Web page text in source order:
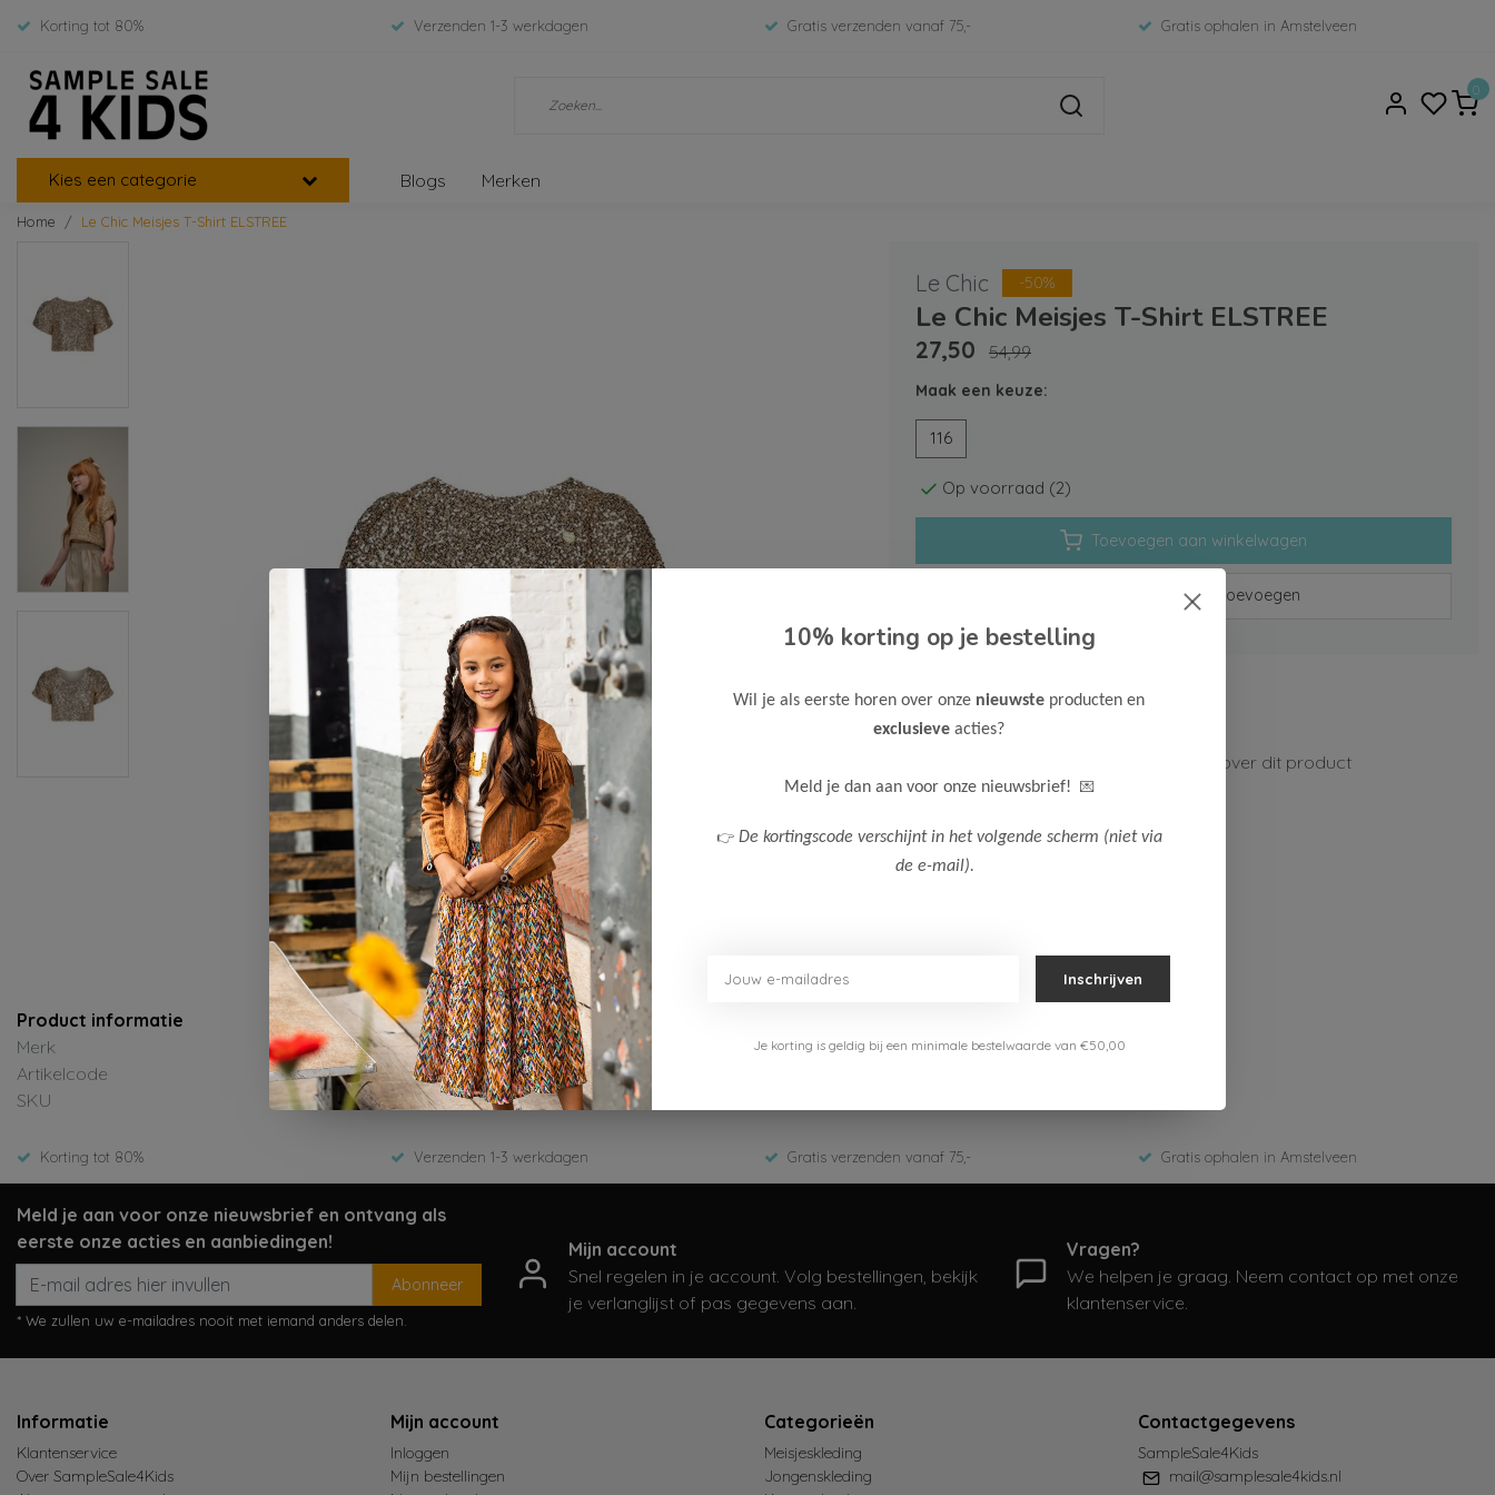
Korting tot 80% Verzenden 1-3 werkdagen Gratis verzenden vanaf 75,- Gratis ophalen in Amstelveen
0
Kies een categorie Blogs Merken
Home Le Chic Meisjes T-Shirt ELSTREE
Le Chic -50%
Le Chic Meisjes T-Shirt ELSTREE
27,50 54,99
Maak een keuze:
116
Op voorraad (2)
Toevoegen aan winkelwagen
Aan verlanglijst toevoegen
Gratis verzenden vanaf 75,-
Verzenden 1-3 werkdagen
Neem contact op over dit product
Product informatie
Merk
Le Chic
Artikelcode
C511-5105-409-Golden Glow
SKU
Zomer 2026
Korting tot 80% Verzenden 1-3 werkdagen Gratis verzenden vanaf 75,- Gratis ophalen in Amstelveen
Meld je aan voor onze nieuwsbrief en ontvang als
eerste onze acties en aanbiedingen!
Abonneer
* We zullen uw e-mailadres nooit met iemand anders delen.
Mijn account
Snel regelen in je account. Volg bestellingen, bekijk
je verlanglijst of pas gegevens aan.
Vragen?
We helpen je graag. Neem contact op met onze
klantenservice.
Informatie
Klantenservice
Over SampleSale4Kids
Mijn account
Inloggen
Mijn bestellingen
Categorieën
Meisjeskleding
Jongenskleding
Contactgegevens
SampleSale4Kids
mail@samplesale4kids.nl
10% korting op je bestelling
Wil je als eerste horen over onze nieuwste producten en
exclusieve acties?
Meld je dan aan voor onze nieuwsbrief! 💌
👉 De kortingscode verschijnt in het volgende scherm (niet via
de e-mail).
Inschrijven
Je korting is geldig bij een minimale bestelwaarde van €50,00